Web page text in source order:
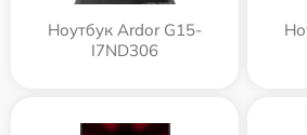
Ноутбук Ardor G15-
I7ND306